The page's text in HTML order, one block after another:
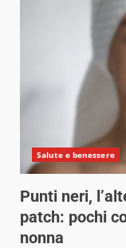
Salute e benessere
Punti neri,
patch: pochi
nonna